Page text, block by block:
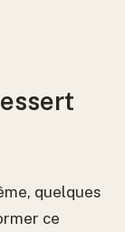
quelques
ce